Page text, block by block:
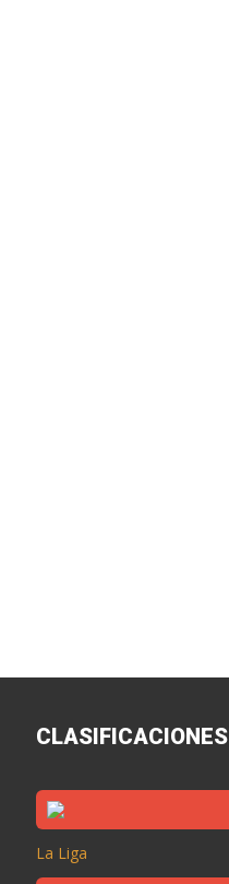
CLASIFICACIONES
La Liga